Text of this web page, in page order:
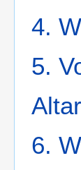
4.
5.
6.